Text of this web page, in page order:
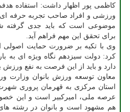
کاظمی پور اظهار داشت: استفاده
ورزشی و افراد صاحب تجربه حرفه ای
موضوعی است که باید جدی گرفته
برای تحقق این مهم فراهم آید.
وی با تکیه بر ضرورت حمایت اصولی
کرد: دولت سیزدهم نگاه ویژه ای به
دارد و باید از این فرصت به نفع ورزش
معاون توسعه ورزش بانوان وزارت
استان مرکزی به قهرمان پروری
عرصه ملی، امیرکبیر است و این
هم مشهود است و بانوان در رشته